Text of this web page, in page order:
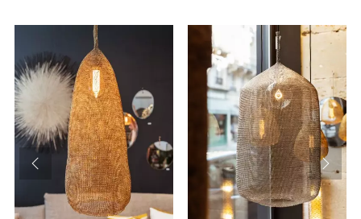
prev next